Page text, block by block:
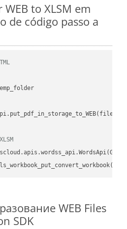
to XLSM em
de código passo a
WEB Files
SDK